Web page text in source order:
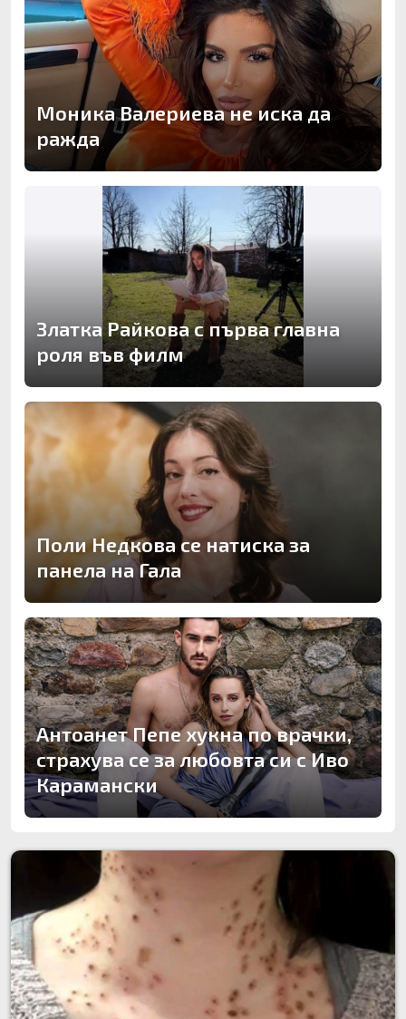
Моника Валериева не иска да
ражда
Златка Райкова с първа главна
роля във филм
Поли Недкова се натиска за
панела на Гала
Антоанет Пепе хукна по врачки,
страхува се за любовта си с Иво
Карамански